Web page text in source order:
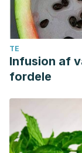
TE
Infusion af
fordele